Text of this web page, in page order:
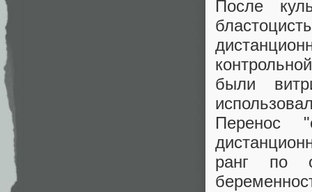
После
были
Перенос
ранг по